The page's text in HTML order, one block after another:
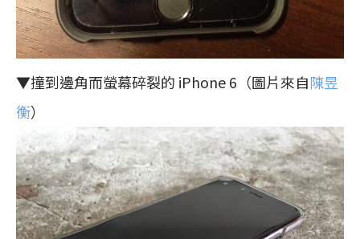
▼撞到邊角而螢幕碎裂的 iPhone 6（圖片來自陳昱
衡）